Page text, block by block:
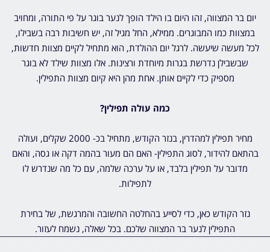
יום בר המצווה, זהו היום בו הילד הופך לנער בוגר על פי התורה, ומחויב
במצוות כמו המבוגרים. ממילא, החל מגיל זה, יש חשיבות רבה בשבילו,
לכל מעשה שיעשה. לרגל יום ההולדת, הוא מתחיל לקיים מצוות חדשות,
שבשבילן נדרשת בגרות מיוחדת ורצינות. אלו מצוות שילד לא בוגר
מספיק כדי לקיים אותן. אחת מהן היא קיום מצוות התפילין.
כמה עולה תפילין?
מחיר תפילין למהדרין, בנזר הקודש, מתחיל בכ- 2000 שקלים, ועולה
בהתאם להידור, לסוג התפילין- האם הם מעור בהמה דקה או גסה, והאם
מדובר על תפילין בלבד, או על ערכה שלמה, עם כל מה שנדרש לו
לתפילות.
נזר הקודש כאן, כדי לסייע בהחלטה החשובה והמרגשת, של בחירת
התפילין לנער בר המצווה שלכם. בכל שאלה, נשמח לעזור.